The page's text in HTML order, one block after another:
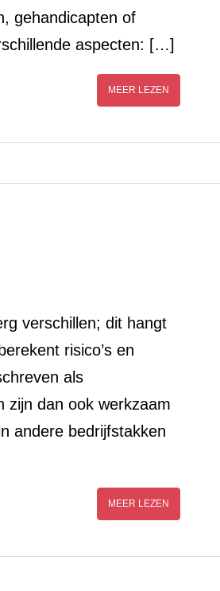
gehandicapten of
aspecten: […]
MEER LEZEN
verschillen; dit hangt
risico’s en
als
zijn dan ook werkzaam
andere bedrijfstakken
MEER LEZEN